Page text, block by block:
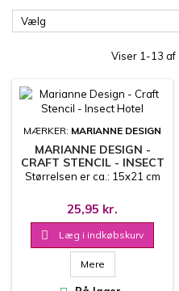
Vælg
Viser 1-13 af
MÆRKER: MARIANNE DESIGN
MARIANNE DESIGN -
CRAFT STENCIL - INSECT
HOTEL
Størrelsen er ca.: 15x21 cm
25,95 kr.
 Læg i indkøbskurv
Mere